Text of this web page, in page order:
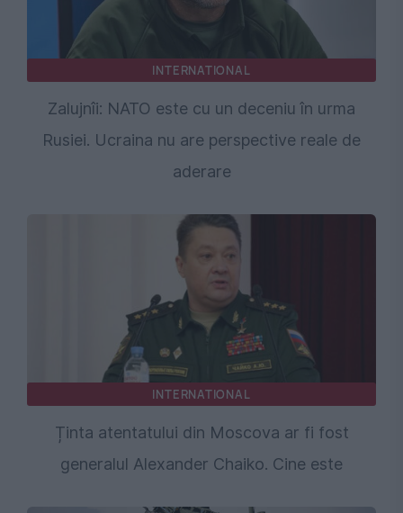
INTERNATIONAL
Zalujnîi: NATO este cu un deceniu în urma
Rusiei. Ucraina nu are perspective reale de
aderare
INTERNATIONAL
Ținta atentatului din Moscova ar fi fost
generalul Alexander Chaiko. Cine este